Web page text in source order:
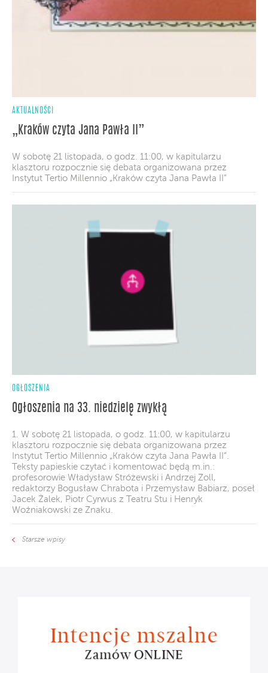
AKTUALNOŚCI
„Kraków czyta Jana Pawła II”
W sobotę 21 listopada, o godz. 11:00, w kapitularzu
klasztoru rozpocznie się debata organizowana przez
Instytut Tertio Millennio „Kraków czyta Jana Pawła II”
OGŁOSZENIA
Ogłoszenia na 33. niedzielę zwykłą
1. W sobotę 21 listopada, o godz. 11:00, w kapitularzu
klasztoru rozpocznie się debata organizowana przez
Instytut Tertio Millennio „Kraków czyta Jana Pawła II”.
Teksty papieskie czytać i komentować będą m.in.:
profesorowie Władysław Stróżewski i Andrzej Zoll,
redaktorzy Bogusław Chrabota i Przemysław Babiarz, poseł
Jacek Żalek, Piotr Cyrwus z Teatru Stu i Henryk
Woźniakowski ze Znaku.
Starsze wpisy